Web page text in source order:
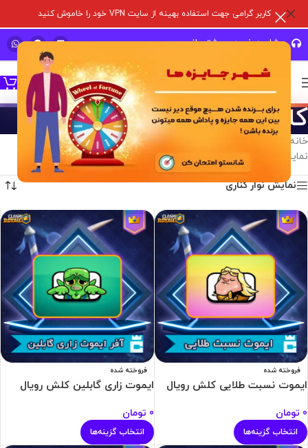
کاربر گرامی جهت استفاده بهینه از سایت VPN خود را خاموش کنید
مشاوره خرید و پشتیبانی سریع
کلش رویال
خانه بازی های سوپر سل/کلش رویال
نمایش همه 12 نتیجه
نمایش نوار کناری
فروخته شده
ایموت نسبت طلایی کلش رویال
0 تومان
انتخاب گزینه‌ها
فروخته شده
ایموت زاری گابلین کلش رویال
0 تومان
انتخاب گزینه‌ها